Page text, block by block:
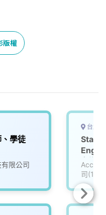
版權
學徒
限公司
台北
Staff
名遊
司